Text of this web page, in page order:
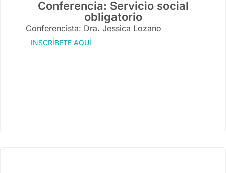
Conferencia: Servicio social
obligatorio
Conferencista: Dra. Jessica Lozano
INSCRÍBETE AQUÍ